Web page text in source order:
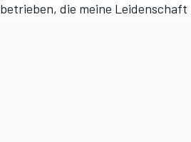
betrieben, die meine Leidenschaft